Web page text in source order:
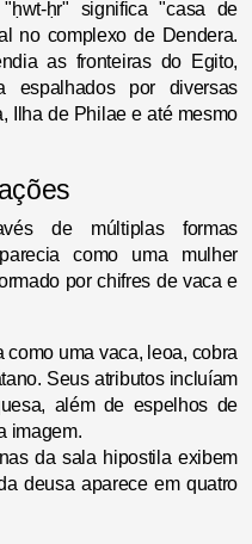
ḥr" significa "casa de
no complexo de Dendera.
as fronteiras do Egito,
espalhados por diversas
Ilha de Philae e até mesmo
de múltiplas formas
como uma mulher
por chifres de vaca e
como uma vaca, leoa, cobra
Seus atributos incluíam
além de espelhos de
imagem.
da sala hipostila exibem
deusa aparece em quatro